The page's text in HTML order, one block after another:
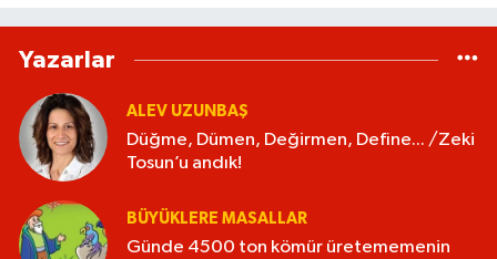
Yazarlar
ALEV UZUNBAŞ
Düğme, Dümen, Değirmen, Define... /Zeki
Tosun’u andık!
BÜYÜKLERE MASALLAR
Günde 4500 ton kömür üretememenin